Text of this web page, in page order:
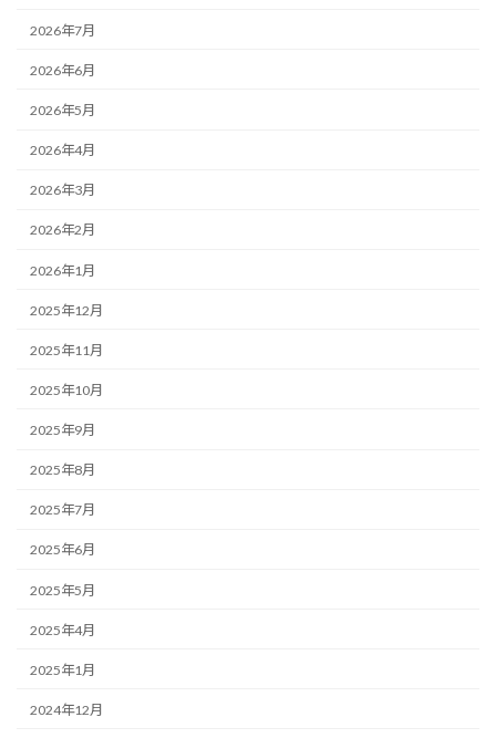
2026年7月
2026年6月
2026年5月
2026年4月
2026年3月
2026年2月
2026年1月
2025年12月
2025年11月
2025年10月
2025年9月
2025年8月
2025年7月
2025年6月
2025年5月
2025年4月
2025年1月
2024年12月